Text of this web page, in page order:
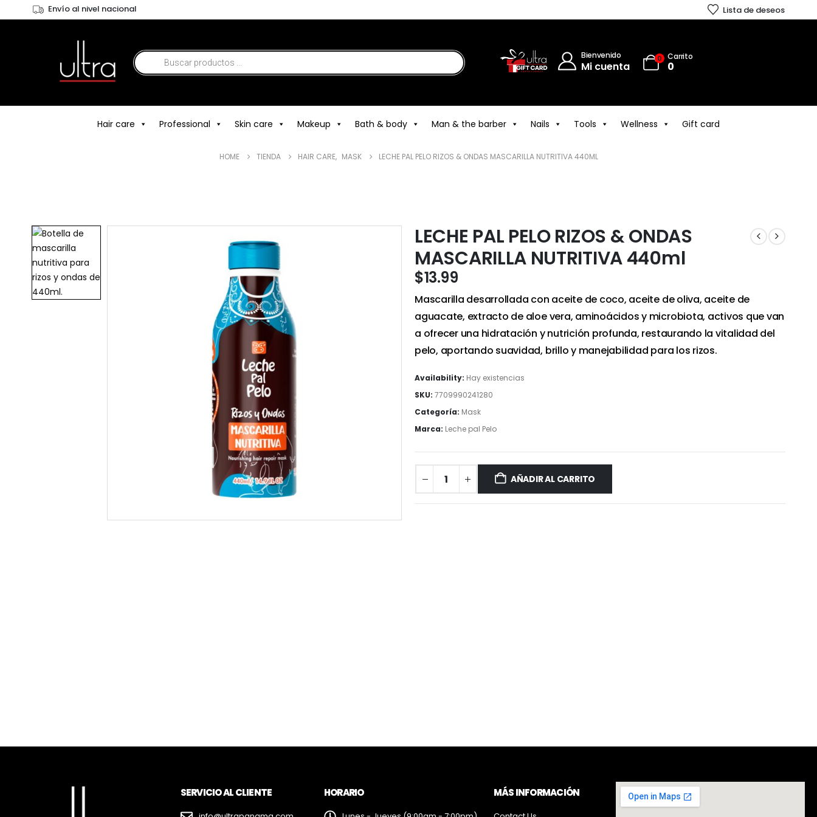
Envío al nivel nacional Lista de deseos
Bienvenido
Mi cuenta
0 Carrito
0
Hair care Professional Skin care Makeup Bath & body Man & the barber Nails Tools Wellness Gift card
HOME TIENDA HAIR CARE, MASK LECHE PAL PELO RIZOS & ONDAS MASCARILLA NUTRITIVA 440ML
LECHE PAL PELO RIZOS & ONDAS
MASCARILLA NUTRITIVA 440ml
$13.99
Mascarilla desarrollada con aceite de coco, aceite de oliva, aceite de
aguacate, extracto de aloe vera, aminoácidos y microbiota, activos que van
a ofrecer una hidratación y nutrición profunda, restaurando la vitalidad del
pelo, aportando suavidad, brillo y manejabilidad para los rizos.
Availability: Hay existencias
SKU: 7709990241280
Categoría: Mask
Marca: Leche pal Pelo
AÑADIR AL CARRITO
SERVICIO AL CLIENTE HORARIO MÁS INFORMACIÓN